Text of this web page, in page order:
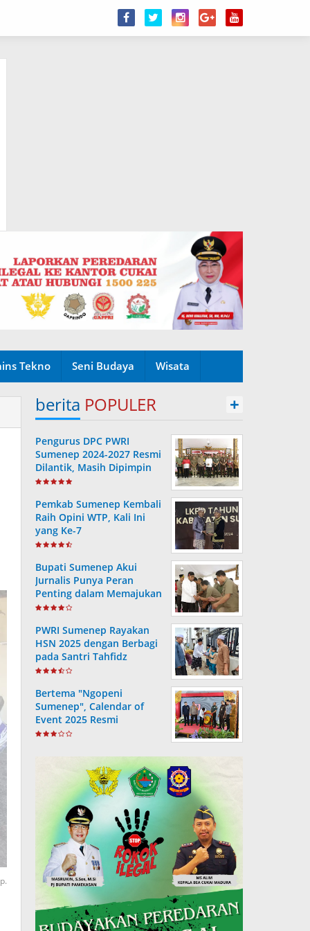
Tekno Seni Budaya Wisata
berita POPULER +
Pengurus DPC PWRI
Sumenep 2024-2027 Resmi
Dilantik, Masih Dipimpin
Rusydiyono
Pemkab Sumenep Kembali
Raih Opini WTP, Kali Ini
yang Ke-7
Bupati Sumenep Akui
Jurnalis Punya Peran
Penting dalam Memajukan
Daerah
PWRI Sumenep Rayakan
HSN 2025 dengan Berbagi
pada Santri Tahfidz
Bertema "Ngopeni
Sumenep", Calendar of
Event 2025 Resmi
Diluncurkan